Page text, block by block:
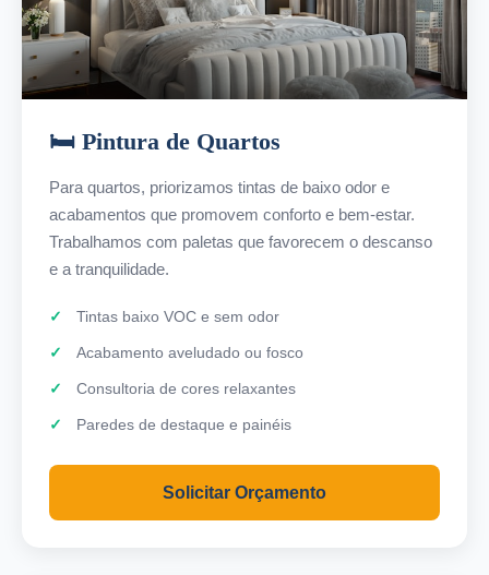
🛏️ Pintura de Quartos
Para quartos, priorizamos tintas de baixo odor e
acabamentos que promovem conforto e bem-estar.
Trabalhamos com paletas que favorecem o descanso
e a tranquilidade.
Tintas baixo VOC e sem odor
Acabamento aveludado ou fosco
Consultoria de cores relaxantes
Paredes de destaque e painéis
Solicitar Orçamento